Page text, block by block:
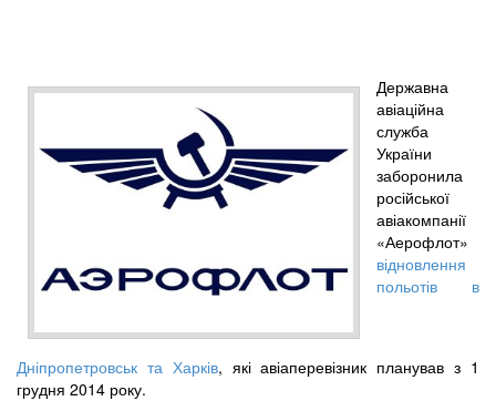
Державна
авіаційна
служба
України
заборонила
російської
авіакомпанії
«Аерофлот»
відновлення
польотів в
Дніпропетровськ та Харків, які авіаперевізник планував з 1
грудня 2014 року.